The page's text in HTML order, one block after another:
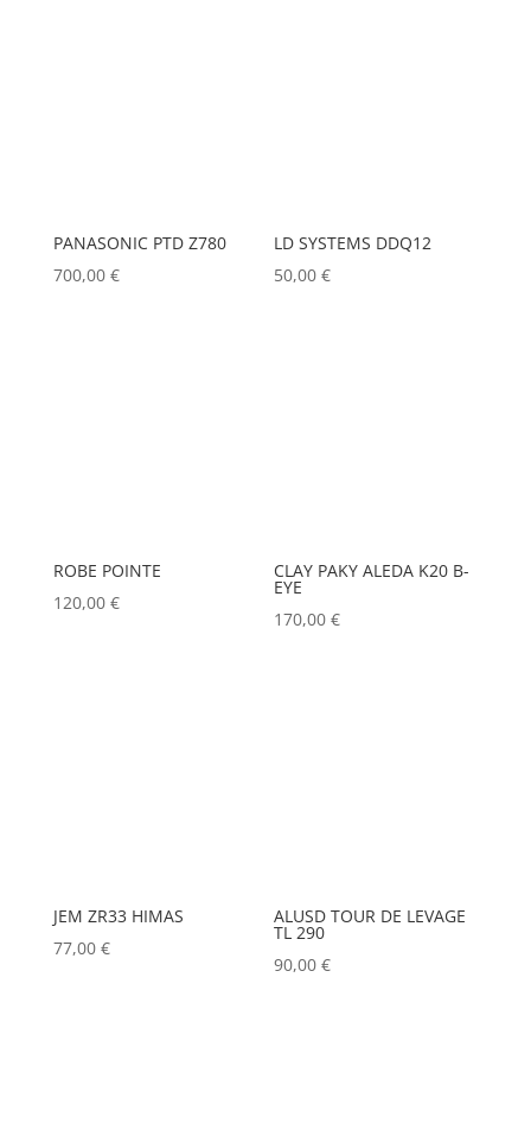
PANASONIC PTD Z780
700,00 €
LD SYSTEMS DDQ12
50,00€
ROBE POINTE
120,00 €
CLAY PAKY ALEDA K20 B-
EYE
170,00€
JEM ZR33 HIMAS
77,00 €
ALUSD TOUR DE LEVAGE
TL 290
90,00€